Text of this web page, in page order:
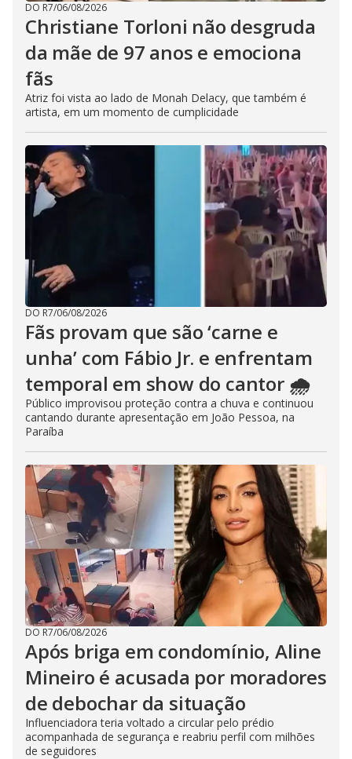
DO R7/06/08/2026
Christiane Torloni não desgruda
da mãe de 97 anos e emociona
fãs
Atriz foi vista ao lado de Monah Delacy, que também é
artista, em um momento de cumplicidade
DO R7/06/08/2026
Fãs provam que são ‘carne e
unha’ com Fábio Jr. e enfrentam
temporal em show do cantor 🌧️
Público improvisou proteção contra a chuva e continuou
cantando durante apresentação em João Pessoa, na
Paraíba
DO R7/06/08/2026
Após briga em condomínio, Aline
Mineiro é acusada por moradores
de debochar da situação
Influenciadora teria voltado a circular pelo prédio
acompanhada de segurança e reabriu perfil com milhões
de seguidores